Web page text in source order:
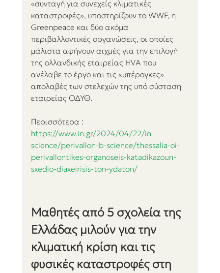
«συνταγή για συνεχείς κλιματικές
καταστροφές», υποστηρίζουν το WWF, η
Greenpeace και δύο ακόμα
περιβαλλοντικές οργανώσεις, οι οποίες
μάλιστα αφήνουν αιχμές για την επιλογή
της ολλανδικής εταιρείας HVA που
ανέλαβε το έργο και τις «υπέρογκες»
απολαβές των στελεχών της υπό σύσταση
εταιρείας ΟΔΥΘ.
Περισσότερα :
https://www.in.gr/2024/04/22/in-
science/perivallon-b-science/thessalia-oi-
perivallontikes-organoseis-katadikazoun-
sxedio-diaxeirisis-ton-ydaton/
Μαθητές από 5 σχολεία της
Ελλάδας μιλούν για την
κλιματική κρίση και τις
φυσικές καταστροφές στη